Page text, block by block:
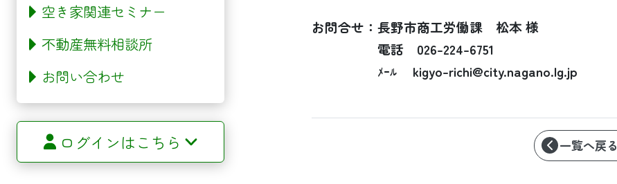
お問合せ：長野市商工労働課 松本 様
電話 026-224-6751
ﾒｰﾙ kigyo-richi@city.nagano.lg.jp
一覧へ戻る
空き家関連セミナー
不動産無料相談所
お問い合わせ
ログインはこちら